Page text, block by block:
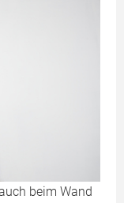
beim Wand